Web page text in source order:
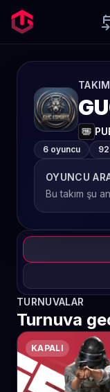
TAKIM
6 oyuncu
OYUNCU
Bu takım şu
TURNUVALAR
Turnuva
KAPALI